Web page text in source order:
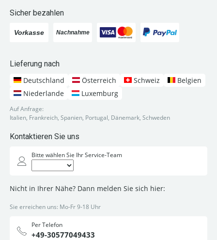
Sicher bezahlen
Lieferung nach
Deutschland
Österreich Schweiz
Belgien
Niederlande
Luxemburg
Auf Anfrage:
Italien, Frankreich, Spanien, Portugal, Dänemark, Schweden
Kontaktieren Sie uns
Bitte wählen Sie Ihr Service-Team
Nicht in Ihrer Nähe? Dann melden Sie sich hier:
Sie erreichen uns: Mo-Fr 9-18 Uhr
Per Telefon
+49-30577049433